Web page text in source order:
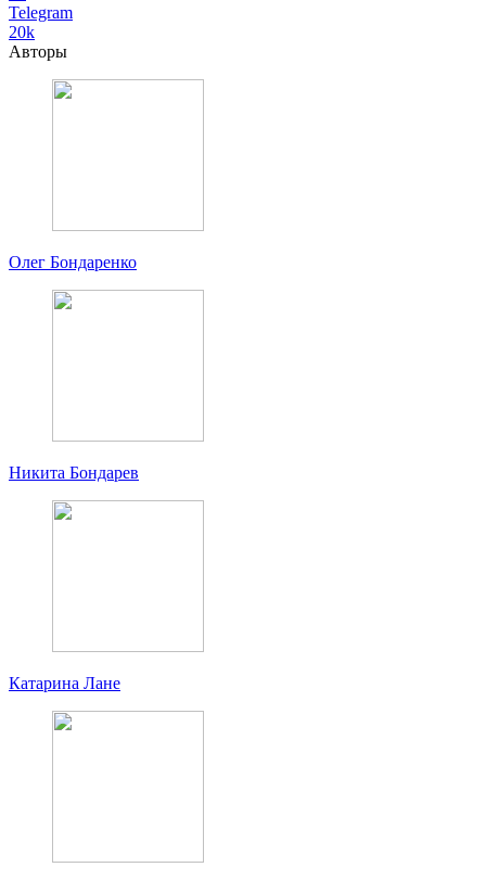
Telegram
20k
Авторы
Олег Бондаренко
Никита Бондарев
Катарина Лане